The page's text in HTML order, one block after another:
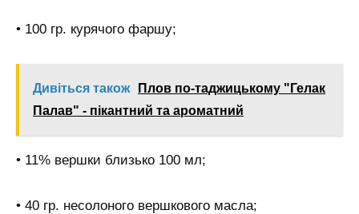
• 100 гр. курячого фаршу;
Дивіться також
Плов по-таджицькому "Гелак
Палав" - пікантний та ароматний
• 11% вершки близько 100 мл;
• 40 гр. несолоного вершкового масла;